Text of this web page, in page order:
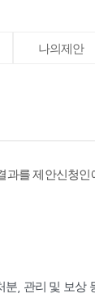
나의제안
를 제안신청
, 관리 및 보상